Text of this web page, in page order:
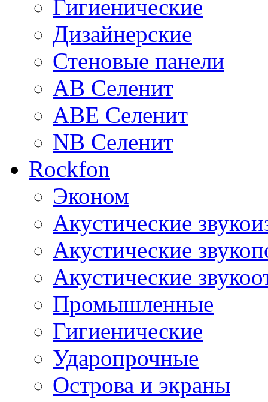
Гигиенические
Дизайнерские
Стеновые панели
AB Селенит
ABE Селенит
NB Селенит
Rockfon
Эконом
Акустические
Акустические
Акустические
Промышленные
Гигиенические
Ударопрочные
Острова и экраны